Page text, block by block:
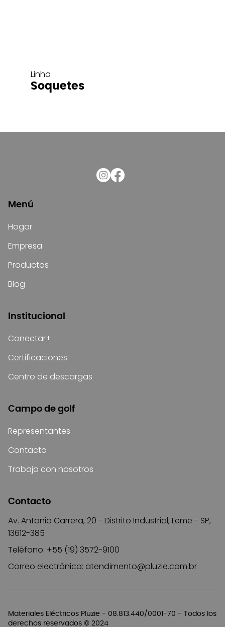
Linha
Soquetes
Materiales Eléctricos Pluzie - 08.813.440/0001-70 - Todos los
derechos reservados © 2024
Menú
Hogar
Empresa
Productos
Blog
Institucional
Conectar+
Certificaciones
Centro de descargas
Campo de golf
Representantes
Contacto
Trabaja con nosotros
Contacto
Av. Antonio Carrera, 20 - Distrito Industrial, Leme - SP,
13612-385
Teléfono: +55 (19) 3572-9100
Correo electrónico: atendimento@pluzie.com.br